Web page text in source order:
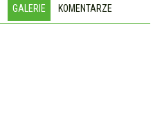
GALERIE KOMENTARZE